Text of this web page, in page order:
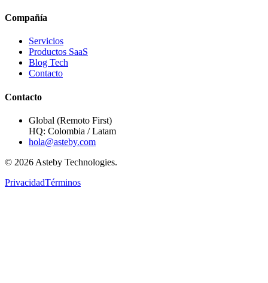
Compañía
Servicios
Productos SaaS
Blog Tech
Contacto
Contacto
Global (Remoto First)
HQ: Colombia / Latam
hola@asteby.com
© 2026 Asteby Technologies.
PrivacidadTérminos